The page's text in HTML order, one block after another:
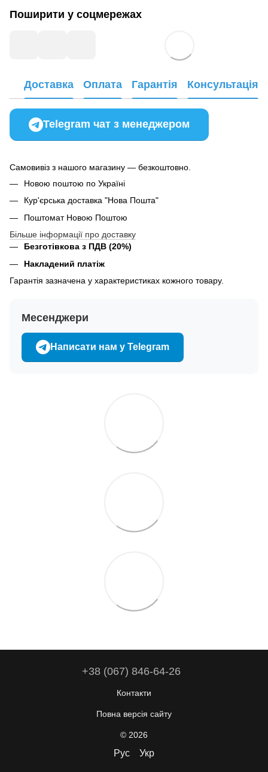
Поширити у соцмережах
Доставка Оплата Гарантія Консультація
Telegram чат з менеджером
Самовивіз з нашого магазину — безкоштовно.
Новою поштою по Україні
Кур'єрська доставка "Нова Пошта"
Поштомат Новою Поштою
Більше інформації про доставку
Безготівкова з ПДВ (20%)
Накладений платіж
Гарантія зазначена у характеристиках кожного товару.
Месенджери
Написати нам у Telegram
+38 (067) 846-64-26
Контакти
Повна версія сайту
© 2026
Рус Укр